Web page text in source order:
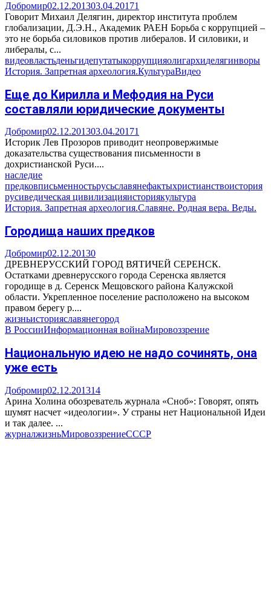
Добромир02.12.201303.04.20171
Говорит Михаил Делягин, директор института проблем
глобализации, Д.Э.Н., Академик РАЕН Борьба с коррупцией –
это не борьба силовиков против либералов. И силовики, и
либералы, с...
видеовластьденьгидепутатыкоррупцияолигархиделягинворы
История. Запретная археология.КультураВидео
Еще до Кирилла и Мефодия на Руси
составляли юридические документы
Добромир02.12.201303.04.20171
Историк Лев Прозоров приводит неопровержимые
доказательства существования письменности в
дохристианской Руси....
наследие
предковписьменностьрусьславянефактыхристианствоистория
русиведическая цивилизацияисториякультура
История. Запретная археология.Славяне. Родная вера. Веды.
Городища наших предков
Добромир02.12.20130
ДРЕВНЕРУССКИЙ ГОРОД ВЯТИЧЕЙ СЕРЕНСК.
Остатками древнерусского города Серенска является
городище в д. Серенск Мещовского района Калужской
области. Укрепленное поселение расположено на высоком
правом берегу р....
жизньисторияславянегород
В РоссииИнформационная войнаМировоззрение
Национальную идею не надо сочинять, она
уже есть
Добромир02.12.201314
Арина Холина обозреватель журнала «Сноб»: Говорят, опять
шумят насчет «идеологии». У страны нет Национальной Идеи
и так далее. ...
журналжизньМировоззрениеСССР